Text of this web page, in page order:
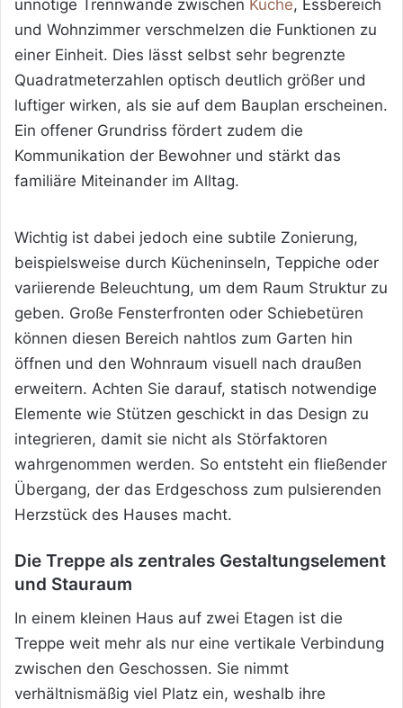
unnötige Trennwände zwischen Küche, Essbereich
und Wohnzimmer verschmelzen die Funktionen zu
einer Einheit. Dies lässt selbst sehr begrenzte
Quadratmeterzahlen optisch deutlich größer und
luftiger wirken, als sie auf dem Bauplan erscheinen.
Ein offener Grundriss fördert zudem die
Kommunikation der Bewohner und stärkt das
familiäre Miteinander im Alltag.
Wichtig ist dabei jedoch eine subtile Zonierung,
beispielsweise durch Kücheninseln, Teppiche oder
variierende Beleuchtung, um dem Raum Struktur zu
geben. Große Fensterfronten oder Schiebetüren
können diesen Bereich nahtlos zum Garten hin
öffnen und den Wohnraum visuell nach draußen
erweitern. Achten Sie darauf, statisch notwendige
Elemente wie Stützen geschickt in das Design zu
integrieren, damit sie nicht als Störfaktoren
wahrgenommen werden. So entsteht ein fließender
Übergang, der das Erdgeschoss zum pulsierenden
Herzstück des Hauses macht.
Die Treppe als zentrales Gestaltungselement
und Stauraum
In einem kleinen Haus auf zwei Etagen ist die
Treppe weit mehr als nur eine vertikale Verbindung
zwischen den Geschossen. Sie nimmt
verhältnismäßig viel Platz ein, weshalb ihre